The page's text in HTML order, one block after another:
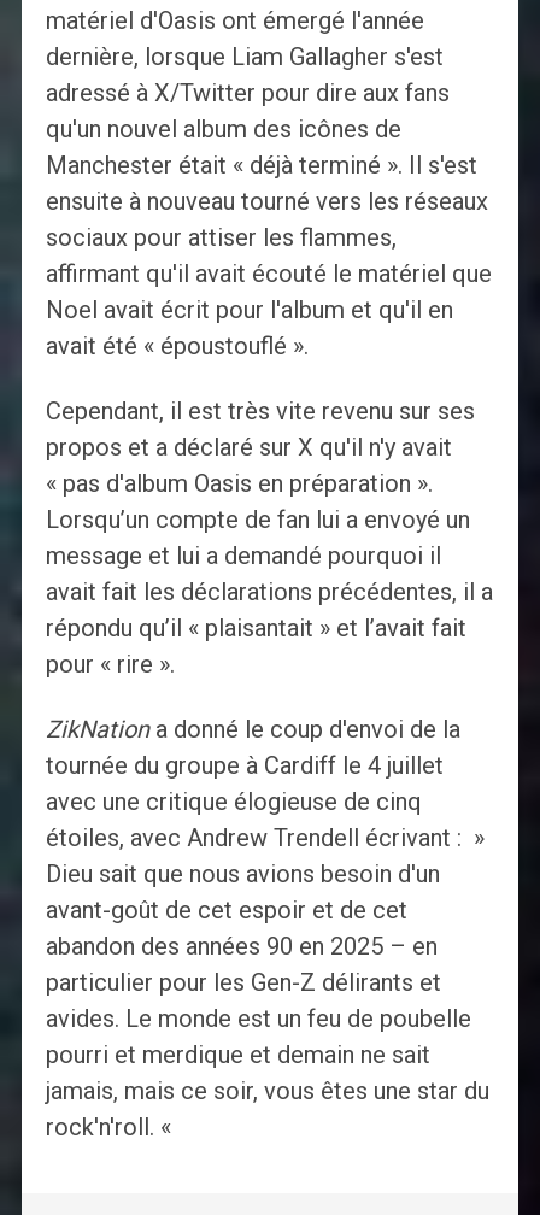
matériel d'Oasis ont émergé l'année
dernière, lorsque Liam Gallagher s'est
adressé à X/Twitter pour dire aux fans
qu'un nouvel album des icônes de
Manchester était « déjà terminé ». Il s'est
ensuite à nouveau tourné vers les réseaux
sociaux pour attiser les flammes,
affirmant qu'il avait écouté le matériel que
Noel avait écrit pour l'album et qu'il en
avait été « époustouflé ».
Cependant, il est très vite revenu sur ses
propos et a déclaré sur X qu'il n'y avait
« pas d'album Oasis en préparation ».
Lorsqu’un compte de fan lui a envoyé un
message et lui a demandé pourquoi il
avait fait les déclarations précédentes, il a
répondu qu’il « plaisantait » et l’avait fait
pour « rire ».
ZikNationa donné le coup d'envoi de la
tournée du groupe à Cardiff le 4 juillet
avec une critique élogieuse de cinq
étoiles, avec Andrew Trendell écrivant : »
Dieu sait que nous avions besoin d'un
avant-goût de cet espoir et de cet
abandon des années 90 en 2025 – en
particulier pour les Gen-Z délirants et
avides. Le monde est un feu de poubelle
pourri et merdique et demain ne sait
jamais, mais ce soir, vous êtes une star du
rock'n'roll. «